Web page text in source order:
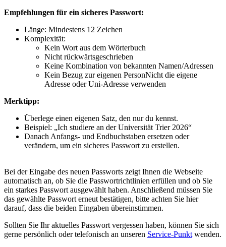
Empfehlungen für ein sicheres Passwort:
Länge: Mindestens 12 Zeichen
Komplexität:
Kein Wort aus dem Wörterbuch
Nicht rückwärtsgeschrieben
Keine Kombination von bekannten Namen/Adressen
Kein Bezug zur eigenen PersonNicht die eigene
Adresse oder Uni-Adresse verwenden
Merktipp:
Überlege einen eigenen Satz, den nur du kennst.
Beispiel: „Ich studiere an der Universität Trier 2026“
Danach Anfangs- und Endbuchstaben ersetzen oder
verändern, um ein sicheres Passwort zu erstellen.
Bei der Eingabe des neuen Passworts zeigt Ihnen die Webseite
automatisch an, ob Sie die Passwortrichtlinien erfüllen und ob Sie
ein starkes Passwort ausgewählt haben. Anschließend müssen Sie
das gewählte Passwort erneut bestätigen, bitte achten Sie hier
darauf, dass die beiden Eingaben übereinstimmen.
Sollten Sie Ihr aktuelles Passwort vergessen haben, können Sie sich
gerne persönlich oder telefonisch an unseren Service-Punkt wenden.